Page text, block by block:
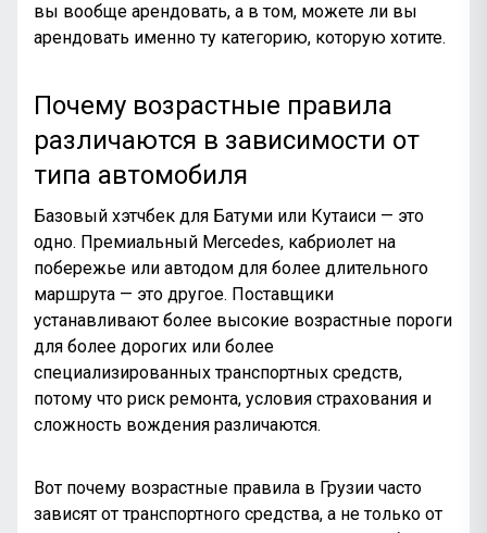
вы вообще арендовать, а в том, можете ли вы
арендовать именно ту категорию, которую хотите.
Почему возрастные правила
различаются в зависимости от
типа автомобиля
Базовый хэтчбек для Батуми или Кутаиси — это
одно. Премиальный Mercedes, кабриолет на
побережье или автодом для более длительного
маршрута — это другое. Поставщики
устанавливают более высокие возрастные пороги
для более дорогих или более
специализированных транспортных средств,
потому что риск ремонта, условия страхования и
сложность вождения различаются.
Вот почему возрастные правила в Грузии часто
зависят от транспортного средства, а не только от